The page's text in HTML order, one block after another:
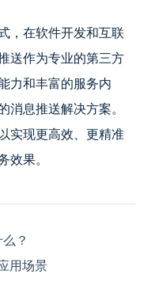
，在软件开发和互联
送作为专业的第三方
力和丰富的服务内
息推送解决方案。
实现更高效、更精准
果。
？
用场景